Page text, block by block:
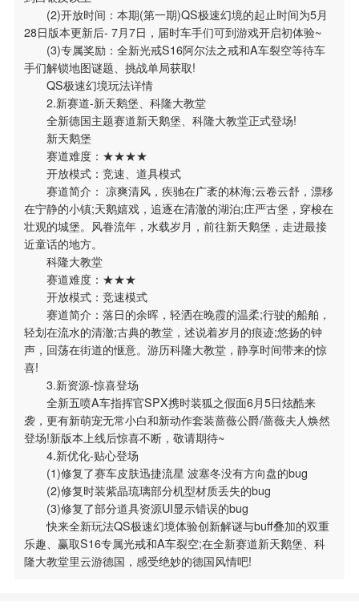
IE下载乐园
(2)开放时间：本期(第一期)QS极速幻境的起止时间为5月
28日版本更新后- 7月7日，届时车手们可到游戏开启初体验~
(3)专属奖励：全新光戒S16阿尔法之戒和A车裂空等待车
手们解锁地图谜题、挑战单局获取!
QS极速幻境玩法详情
2.新赛道-新天鹅堡、科隆大教堂
全新德国主题赛道新天鹅堡、科隆大教堂正式登场!
新天鹅堡
赛道难度：★★★★
开放模式：竞速、道具模式
赛道简介： 凉爽清风，疾驰在广袤的林海;云卷云舒，漂移
在宁静的小镇;天鹅嬉戏，追逐在清澈的湖泊;庄严古堡，穿梭在
壮观的城堡。风眷流年，水载岁月，前往新天鹅堡，走进最接
近童话的地方。
科隆大教堂
赛道难度：★★★
开放模式：竞速模式
赛道简介：落日的余晖，轻洒在晚霞的温柔;行驶的船舶，
轻划在流水的清澈;古典的教堂，述说着岁月的痕迹;悠扬的钟
声，回荡在街道的惬意。游历科隆大教堂，静享时间带来的惊
喜!
3.新资源-惊喜登场
全新五喷A车指挥官SPX携时装狐之假面6月5日炫酷来
袭，更有新萌宠无常小白和新动作套装蔷薇公爵/蔷薇夫人焕然
登场!新版本上线后惊喜不断，敬请期待~
4.新优化-贴心登场
(1)修复了赛车皮肤迅捷流星 波塞冬没有方向盘的bug
(2)修复时装紫晶琉璃部分机型材质丢失的bug
(3)修复了部分道具资源UI显示错误的bug
快来全新玩法QS极速幻境体验创新解谜与buff叠加的双重
乐趣、赢取S16专属光戒和A车裂空;在全新赛道新天鹅堡、科
隆大教堂里云游德国，感受绝妙的德国风情吧!